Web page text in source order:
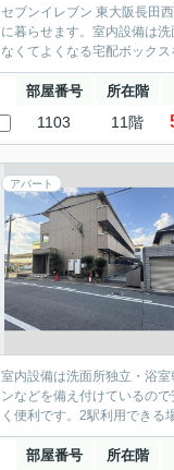
セブンイレブン 東大阪長田
に暮らせます。室内設備は
なくてよくなる宅配ボック
部屋番号 所在階
1103 11階
アパート
室内設備は洗面所独立・浴
ンなどを備え付けているの
く便利です。2駅利用できる
部屋番号 所在階